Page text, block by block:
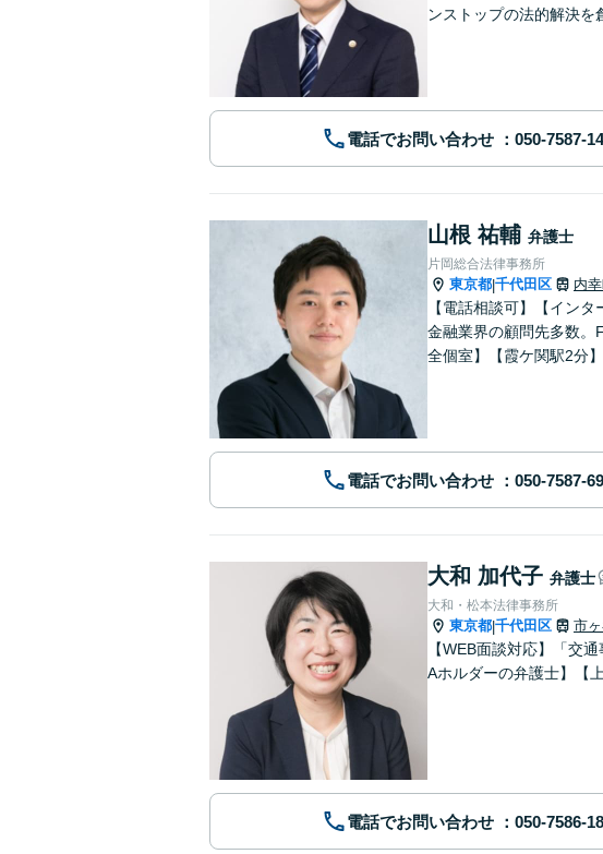
ンストップの法的解決を
電話でお問い合わせ
山根 祐輔 弁護士
片岡総合法律事務所
東京都|千代田区 内
【電話相談可】【イン
金融業界の顧問先多数。
全個室】【霞ケ関駅2分】
電話でお問い合わせ
大和 加代子 弁護士
大和・松本法律事務所
東京都|千代田区 市
【WEB面談対応】「交
Aホルダーの弁護士】【
電話でお問い合わせ